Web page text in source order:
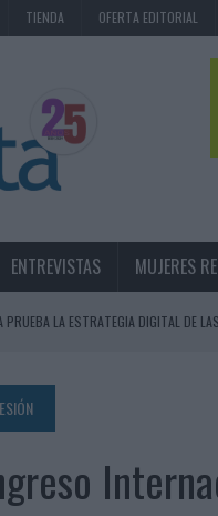
TIENDA OFERTA EDITORIAL
ENTREVISTAS MUJERES
PRUEBA LA ESTRATEGIA DIGITAL DE
DE 2026 PONDRÁ A PRUEBA LA
CF
NO INTEGRAN LA INFANCIA EN
EN 2025, AUNQUE LOS MEDIOS